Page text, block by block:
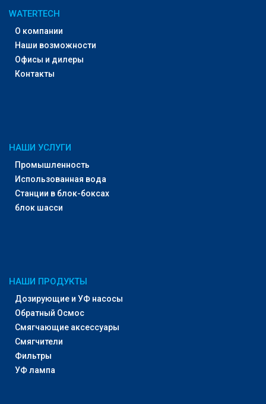
WATERTECH
О компании
Наши возможности
Офисы и дилеры
Контакты
НАШИ УСЛУГИ
Промышленность
Использованная вода
Станции в блок-боксах
блок шасси
НАШИ ПРОДУКТЫ
Дозирующие и УФ насосы
Обратный Осмос
Смягчающие аксессуары
Смягчители
Фильтры
УФ лампа